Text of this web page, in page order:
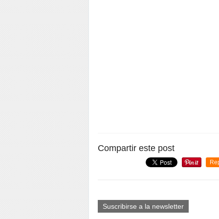
Compartir este post
Suscribirse a la newsletter